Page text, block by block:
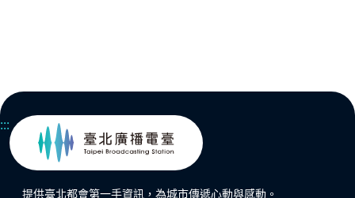
:::
提供臺北都會第一手資訊，為城市傳遞心動與感動。